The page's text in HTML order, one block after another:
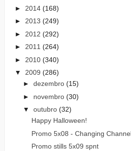
► 2014 (168)
► 2013 (249)
► 2012 (292)
► 2011 (264)
► 2010 (340)
▼ 2009 (286)
► dezembro (15)
► novembro (30)
▼ outubro (32)
Happy Halloween!
Promo 5x08 - Changing
Promo stills 5x09 spnt